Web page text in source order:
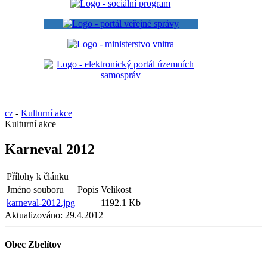
cz - Kulturní akce
Kulturní akce
Karneval 2012
Přílohy k článku
Jméno souboru
Popis Velikost
karneval-2012.jpg
1192.1 Kb
Aktualizováno: 29.4.2012
Obec Zbelítov